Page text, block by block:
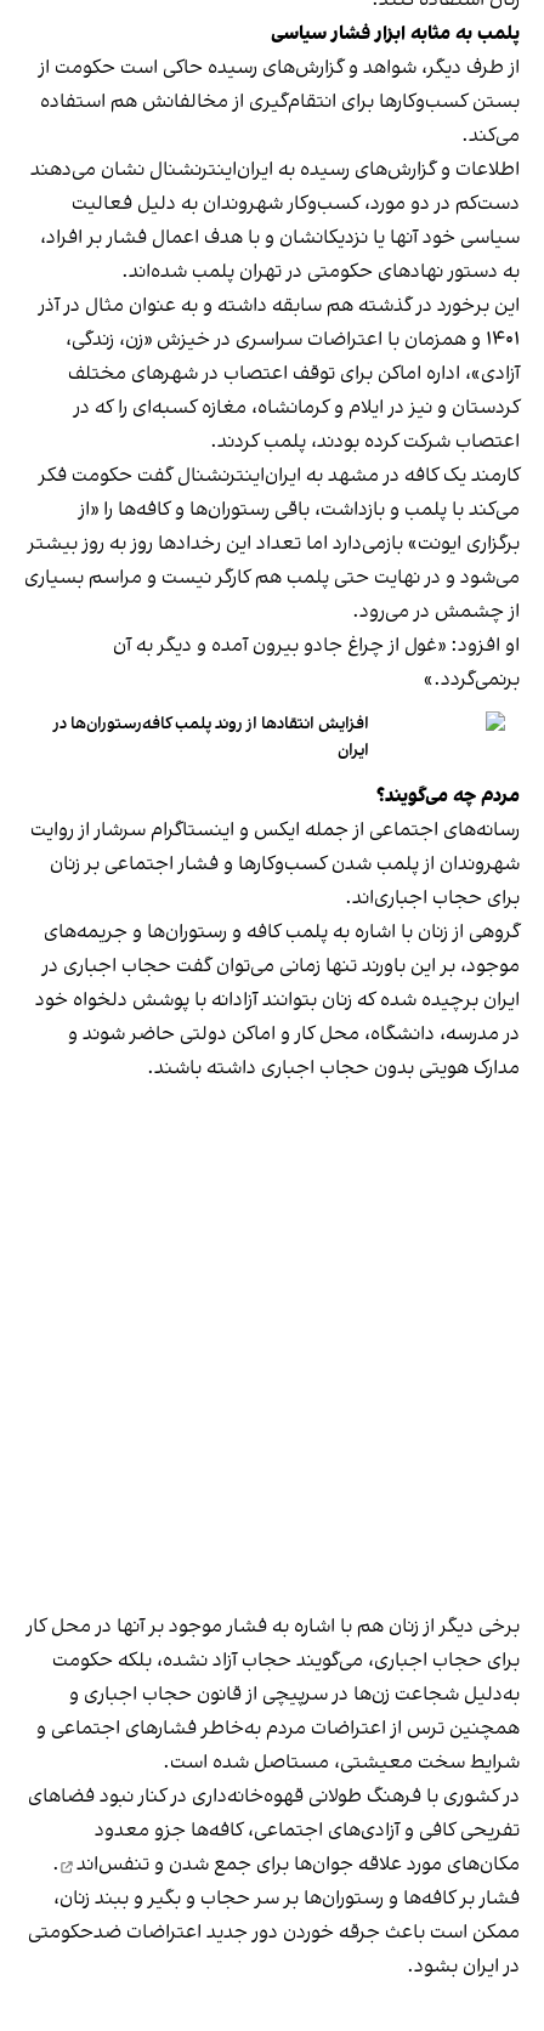
پلمب به مثابه ابزار فشار سیاسی
از طرف دیگر، شواهد و گزارش‌های رسیده حاکی است حکومت از
بستن کسب‌وکارها برای انتقام‌گیری از مخالفانش هم استفاده
می‌کند.
اطلاعات و گزارش‌های رسیده به ایران‌اینترنشنال نشان می‌دهند
دست‌کم در دو مورد، کسب‌وکار شهروندان به دلیل فعالیت
سیاسی خود آنها یا نزدیکانشان و با هدف اعمال فشار بر افراد،
به دستور نهادهای حکومتی در تهران پلمب شده‌اند.
این برخورد در گذشته هم سابقه داشته و به عنوان مثال در آذر
۱۴۰۱ و همزمان با اعتراضات سراسری در خیزش «زن، زندگی،
آزادی»، اداره اماکن برای توقف اعتصاب در شهرهای مختلف
کردستان و نیز در ایلام و کرمانشاه، مغازه کسبه‌ای را که در
اعتصاب شرکت کرده بودند، پلمب کردند.
کارمند یک کافه در مشهد به ایران‌اینترنشنال گفت حکومت فکر
می‌کند با پلمب و بازداشت، باقی رستوران‌ها و کافه‌ها را «از
برگزاری ایونت» بازمی‌دارد اما تعداد این رخدادها روز به روز بیشتر
می‌شود و در نهایت حتی پلمب هم کارگر نیست و مراسم بسیاری
از چشمش در می‌رود.
او افزود: «غول از چراغ جادو بیرون آمده و دیگر به آن
برنمی‎‌گردد.»
افزایش انتقادها از روند پلمب کافه‌رستوران‌ها در
ایران
مردم چه می‌گویند؟
رسانه‎‌های اجتماعی از جمله ایکس و اینستاگرام سرشار از روایت
شهروندان از پلمب شدن کسب‌وکارها و فشار اجتماعی بر زنان
برای حجاب اجباری‌اند.
گروهی از زنان با اشاره به پلمب کافه و رستوران‌ها و جریمه‌های
موجود، بر این باورند تنها زمانی می‌توان گفت حجاب اجباری در
ایران برچیده شده که زنان بتوانند آزادانه با پوشش دلخواه خود
در مدرسه، دانشگاه، محل کار و اماکن دولتی حاضر شوند و
مدارک هویتی بدون حجاب اجباری داشته باشند.
برخی دیگر از زنان هم با اشاره به فشار موجود بر آنها در محل کار
برای حجاب اجباری، می‌گویند حجاب آزاد نشده، بلکه حکومت
به‌دلیل شجاعت زن‌ها در سرپیچی از قانون حجاب اجباری و
همچنین ترس از اعتراضات مردم به‌خاطر فشارهای اجتماعی و
شرایط سخت معیشتی، مستاصل شده است.
در کشوری با فرهنگ طولانی قهوه‌‌خانه‌داری در کنار نبود فضاهای
تفریحی کافی و آزادی‌های اجتماعی، کافه‌ها جزو معدود
مکان‌های مورد علاقه جوان‌ها برای جمع شدن و تنفس‌اند
.
فشار بر کافه‌ها و رستوران‌ها بر سر حجاب و بگیر و ببند زنان،
ممکن است باعث جرقه خوردن دور جدید اعتراضات ضدحکومتی
در ایران بشود.